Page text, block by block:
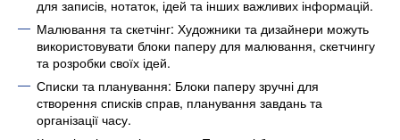
для записів, нотаток, ідей та інших важливих інформацій.
Малювання та скетчінг: Художники та дизайнери можуть
використовувати блоки паперу для малювання, скетчингу
та розробки своїх ідей.
Списки та планування: Блоки паперу зручні для
створення списків справ, планування завдань та
організації часу.